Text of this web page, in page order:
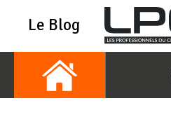
Le Blog